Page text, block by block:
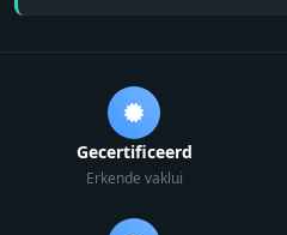
Gecertificeerd
Erkende vaklui